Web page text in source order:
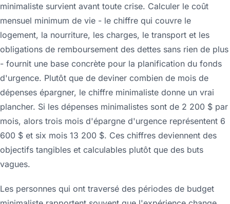
minimaliste survient avant toute crise. Calculer le coût
mensuel minimum de vie - le chiffre qui couvre le
logement, la nourriture, les charges, le transport et les
obligations de remboursement des dettes sans rien de plus
- fournit une base concrète pour la planification du fonds
d'urgence. Plutôt que de deviner combien de mois de
dépenses épargner, le chiffre minimaliste donne un vrai
plancher. Si les dépenses minimalistes sont de 2 200 $ par
mois, alors trois mois d'épargne d'urgence représentent 6
600 $ et six mois 13 200 $. Ces chiffres deviennent des
objectifs tangibles et calculables plutôt que des buts
vagues.
Les personnes qui ont traversé des périodes de budget